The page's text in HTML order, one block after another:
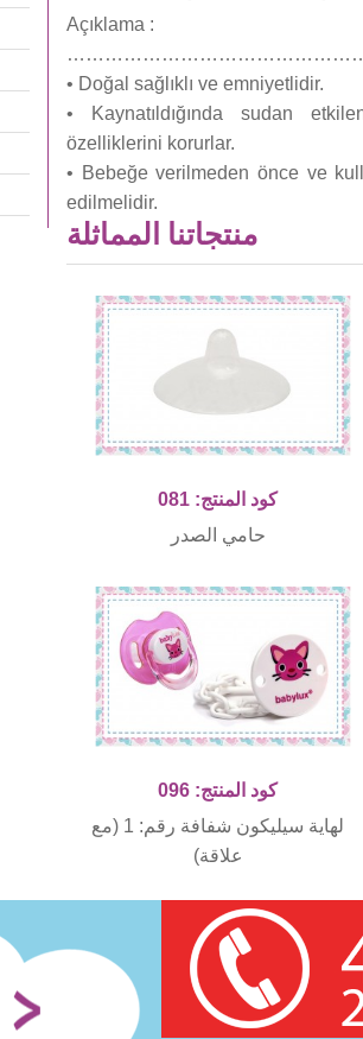
Açıklama :
• Doğal sağlıklı ve emniyetlidir.
• Kaynatıldığında sudan
özelliklerini korurlar.
• Bebeğe verilmeden önce ve
edilmelidir.
منتجاتنا المماثلة
كود المنتج: 081
حامي الصدر
كود المنتج: 096
لهاية سيليكون شفافة رقم: 1 (مع
علاقة)